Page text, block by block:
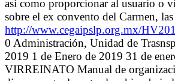
así como proporcionar al usuario o
sobre el ex convento del Carmen,
http://www.cegaipslp.org.mx/
0 Administración, Unidad de
2019 1 de Enero de 2019 31 de
VIRREINATO Manual de